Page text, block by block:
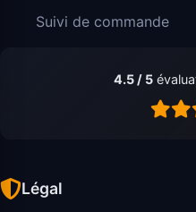
Suivi de commande
4.5 / 5
Légal